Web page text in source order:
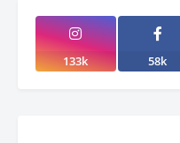
133k 58k